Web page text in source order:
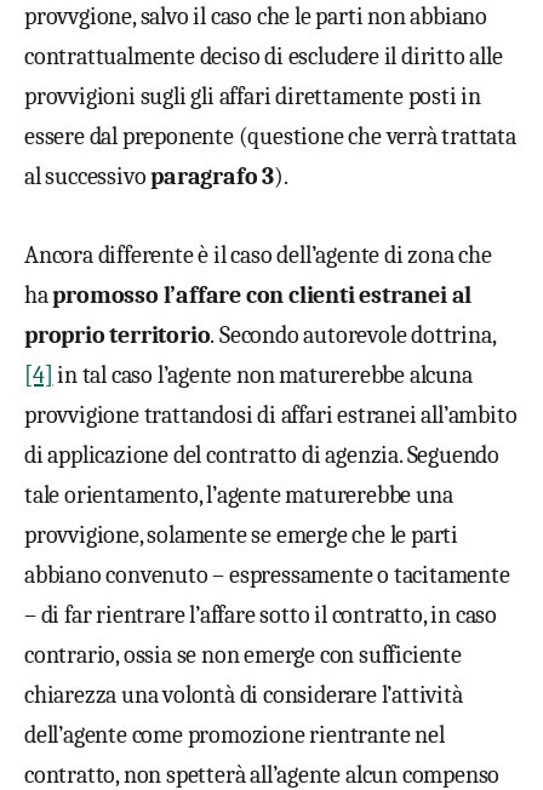
provvgione, salvo il caso che le parti non abbiano
contrattualmente deciso di escludere il diritto alle
provvigioni sugli gli affari direttamente posti in
essere dal preponente (questione che verrà trattata
al successivoparagrafo 3).
Ancora differente è il caso dell’agente di zona che
hapromosso l’affare con clienti estranei al
proprio territorio. Secondo autorevole dottrina,
[4] in tal caso l’agente non maturerebbe alcuna
provvigione trattandosi di affari estranei all’ambito
di applicazione del contratto di agenzia. Seguendo
tale orientamento, l’agente maturerebbe una
provvigione, solamente se emerge che le parti
abbiano convenuto – espressamente o tacitamente
– di far rientrare l’affare sotto il contratto, in caso
contrario, ossia se non emerge con sufficiente
chiarezza una volontà di considerare l’attività
dell’agente come promozione rientrante nel
contratto, non spetterà all’agente alcun compenso